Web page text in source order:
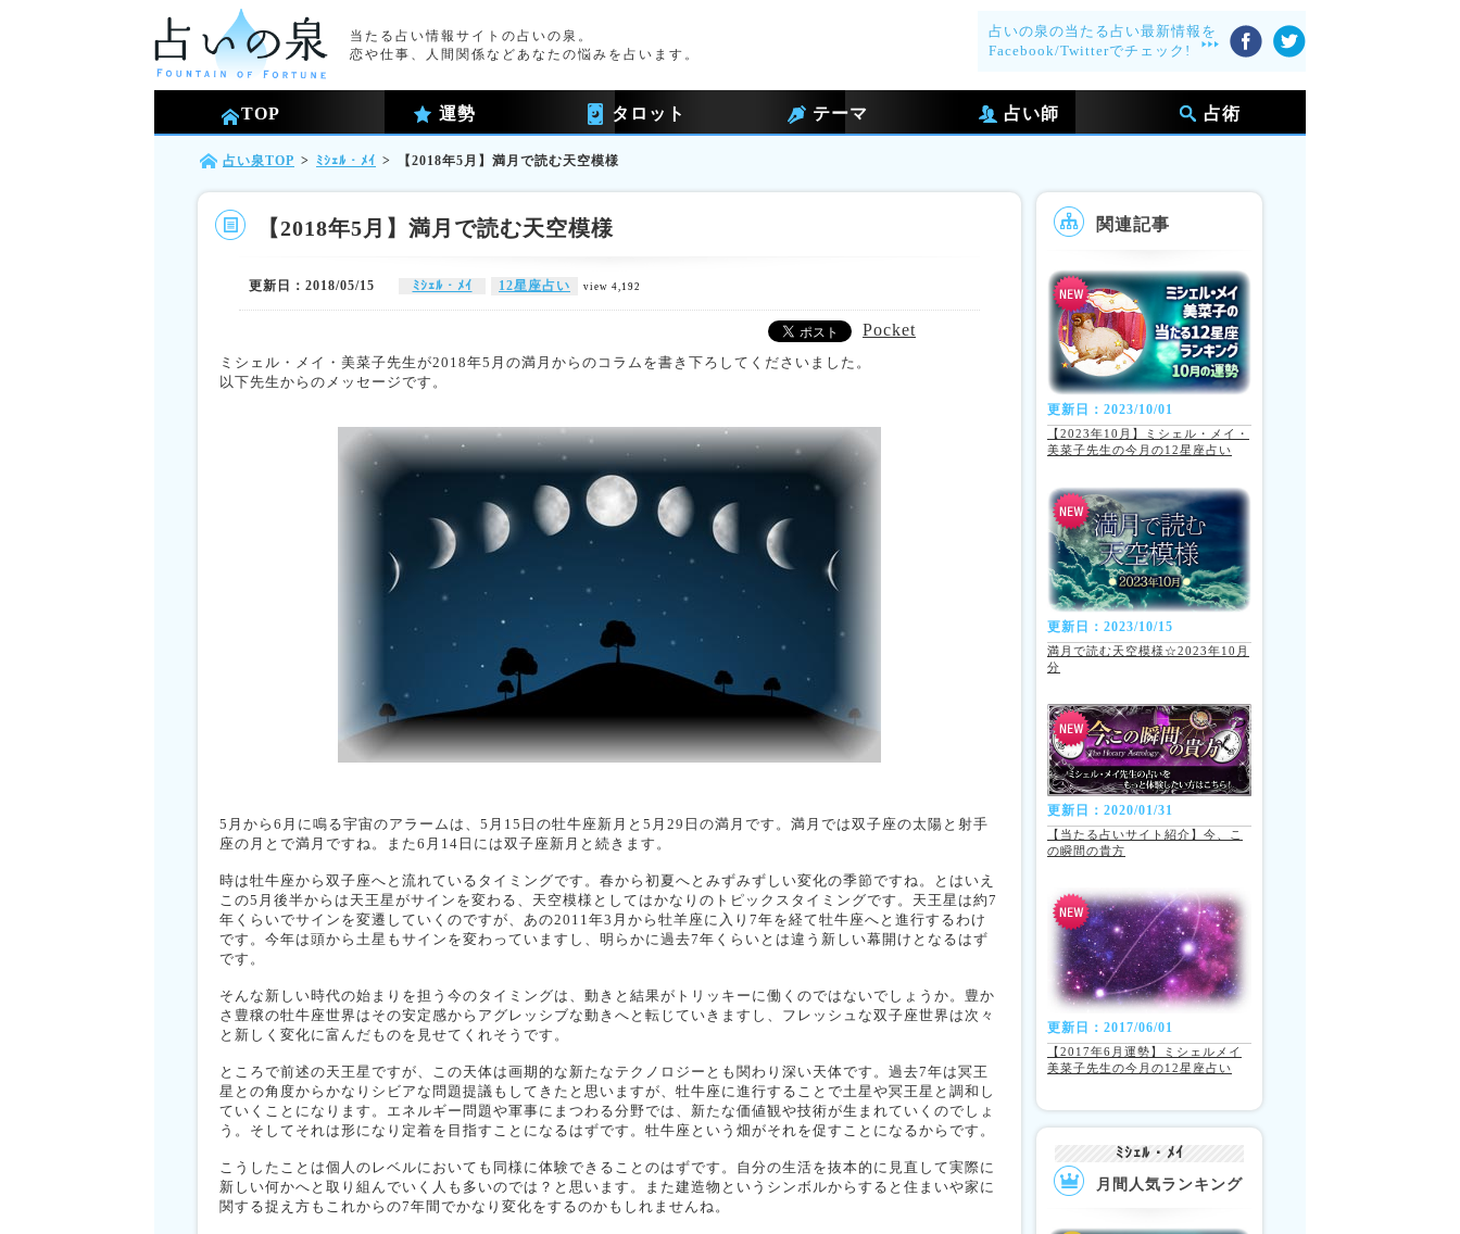
当たる占い情報サイトの占いの泉。
恋や仕事、人間関係などあなたの悩みを占います。
占いの泉の当たる占い最新情報を
Facebook/Twitterでチェック!
TOP 運勢 タロット テーマ 占い師 占術
占い泉TOP > ﾐｼｪﾙ・ﾒｲ > 【2018年5月】満月で読む天空模様
【2018年5月】満月で読む天空模様
更新日：2018/05/15 ﾐｼｪﾙ・ﾒｲ 12星座占い view 4,192
Pocket
ミシェル・メイ・美菜子先生が2018年5月の満月からのコラムを書き下ろしてくださいました。
以下先生からのメッセージです。
5月から6月に鳴る宇宙のアラームは、5月15日の牡牛座新月と5月29日の満月です。満月では双子座の太陽と射手
座の月とで満月ですね。また6月14日には双子座新月と続きます。
時は牡牛座から双子座へと流れているタイミングです。春から初夏へとみずみずしい変化の季節ですね。とはいえ
この5月後半からは天王星がサインを変わる、天空模様としてはかなりのトピックスタイミングです。天王星は約7
年くらいでサインを変遷していくのですが、あの2011年3月から牡羊座に入り7年を経て牡牛座へと進行するわけ
です。今年は頭から土星もサインを変わっていますし、明らかに過去7年くらいとは違う新しい幕開けとなるはず
です。
そんな新しい時代の始まりを担う今のタイミングは、動きと結果がトリッキーに働くのではないでしょうか。豊か
さ豊穣の牡牛座世界はその安定感からアグレッシブな動きへと転じていきますし、フレッシュな双子座世界は次々
と新しく変化に富んだものを見せてくれそうです。
ところで前述の天王星ですが、この天体は画期的な新たなテクノロジーとも関わり深い天体です。過去7年は冥王
星との角度からかなりシビアな問題提議もしてきたと思いますが、牡牛座に進行することで土星や冥王星と調和し
ていくことになります。エネルギー問題や軍事にまつわる分野では、新たな価値観や技術が生まれていくのでしょ
う。そしてそれは形になり定着を目指すことになるはずです。牡牛座という畑がそれを促すことになるからです。
こうしたことは個人のレベルにおいても同様に体験できることのはずです。自分の生活を抜本的に見直して実際に
新しい何かへと取り組んでいく人も多いのでは？と思います。また建造物というシンボルからすると住まいや家に
関する捉え方もこれからの7年間でかなり変化をするのかもしれませんね。
関連記事
更新日：2023/10/01
【2023年10月】ミシェル・メイ・
美菜子先生の今月の12星座占い
更新日：2023/10/15
満月で読む天空模様☆2023年10月
分
更新日：2020/01/31
【当たる占いサイト紹介】今、こ
の瞬間の貴方
更新日：2017/06/01
【2017年6月運勢】ミシェルメイ
美菜子先生の今月の12星座占い
ﾐｼｪﾙ・ﾒｲ
月間人気ランキング